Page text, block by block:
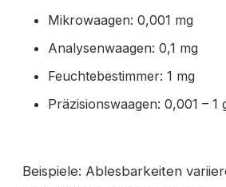
Mikrowaagen: 0,001 mg
Analysenwaagen: 0,1 mg
Feuchtebestimmer: 1 mg
Präzisionswaagen: 0,001 – 1
Beispiele: Ablesbarkeiten